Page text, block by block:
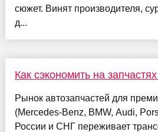
сюжет. Винят производителя,
д...
Как сэкономить на
Рынок автозапчастей для
(Mercedes-Benz, BMW, Audi,
России и СНГ переживает